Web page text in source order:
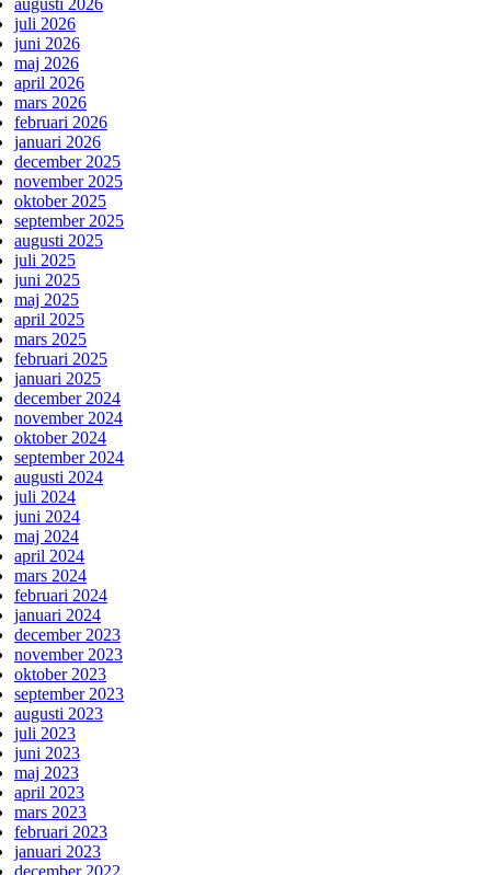
augusti 2026
juli 2026
juni 2026
maj 2026
april 2026
mars 2026
februari 2026
januari 2026
december 2025
november 2025
oktober 2025
september 2025
augusti 2025
juli 2025
juni 2025
maj 2025
april 2025
mars 2025
februari 2025
januari 2025
december 2024
november 2024
oktober 2024
september 2024
augusti 2024
juli 2024
juni 2024
maj 2024
april 2024
mars 2024
februari 2024
januari 2024
december 2023
november 2023
oktober 2023
september 2023
augusti 2023
juli 2023
juni 2023
maj 2023
april 2023
mars 2023
februari 2023
januari 2023